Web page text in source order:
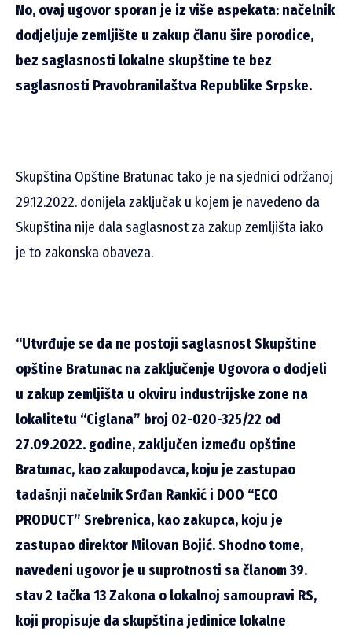
No, ovaj ugovor sporan je iz više aspekata: načelnik
dodjeljuje zemljište u zakup članu šire porodice,
bez saglasnosti lokalne skupštine te bez
saglasnosti Pravobranilaštva Republike Srpske.
Skupština Opštine Bratunac tako je na sjednici održanoj
29.12.2022. donijela zaključak u kojem je navedeno da
Skupština nije dala saglasnost za zakup zemljišta iako
je to zakonska obaveza.
“Utvrđuje se da ne postoji saglasnost Skupštine
opštine Bratunac na zaključenje Ugovora o dodjeli
u zakup zemljišta u okviru industrijske zone na
lokalitetu “Ciglana” broj 02-020-325/22 od
27.09.2022. godine, zaključen između opštine
Bratunac, kao zakupodavca, koju je zastupao
tadašnji načelnik Srđan Rankić i DOO “ECO
PRODUCT” Srebrenica, kao zakupca, koju je
zastupao direktor Milovan Bojić. Shodno tome,
navedeni ugovor je u suprotnosti sa članom 39.
stav 2 tačka 13 Zakona o lokalnoj samoupravi RS,
koji propisuje da skupština jedinice lokalne